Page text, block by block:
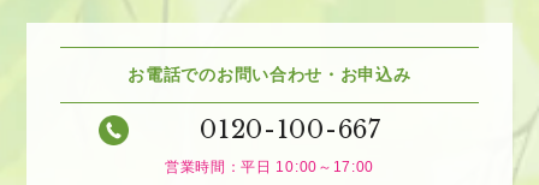
お電話でのお問い合わせ・お申込み
0120-100-667
営業時間：平日 10:00～17:00